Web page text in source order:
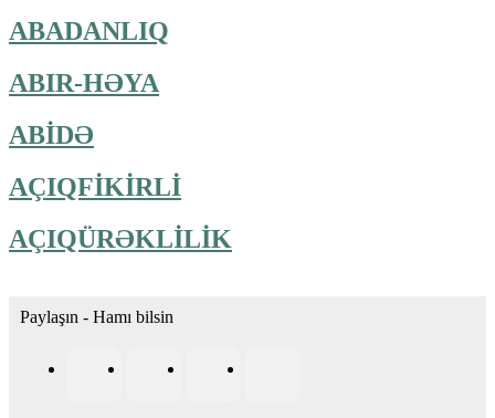
ABADANLIQ
ABIR-HƏYA
ABİDƏ
AÇIQFİKİRLİ
AÇIQÜRƏKLİLİK
Paylaşın - Hamı bilsin